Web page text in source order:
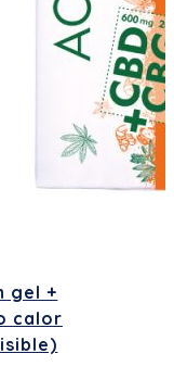
gel +
calor